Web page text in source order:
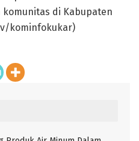
di Kabupaten
kominfokukar)